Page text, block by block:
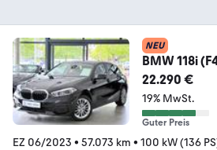
NEU
BMW 118i
22.290 €
19% MwSt.
Guter Preis
EZ 06/2023 • 57.073 km • 100 kW (136